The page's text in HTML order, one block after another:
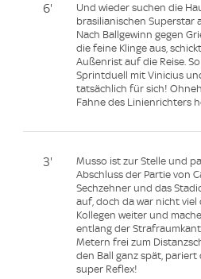
6'
Und wieder suchen die
brasilianischen Superstar
Nach Ballgewinn gegen
die feine Klinge aus,
Außenrist auf die Reise.
Sprintduell mit Vinicius
tatsächlich für sich!
Fahne des Linienrichters
3'
Musso ist zur Stelle und
Abschluss der Partie von
Sechzehner und das
auf, doch da war nicht viel
Kollegen weiter und
entlang der
Metern frei zum
den Ball ganz spät,
super Reflex!